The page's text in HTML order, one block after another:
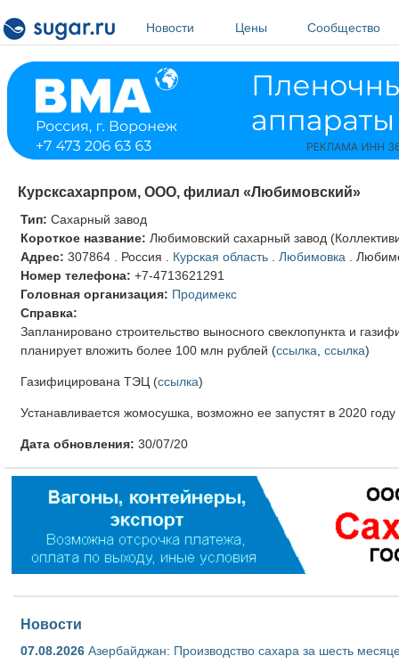
Новости
Цены Сообщество
Курсксахарпром, ООО, филиал «Любимовский»
Тип: Сахарный завод
Короткое название: Любимовский сахарный завод
Адрес: 307864 Россия Курская область Любимовка
Номер телефона: +7-4713621291
Головная организация: Продимекс
Справка:
Запланировано строительство выносного свеклопункта и
планирует вложить более 100 млн рублей (ссылка ссылка)
Газифицирована ТЭЦ (ссылка)
Устанавливается жомосушка, возможно ее запустят в 2020 году
Дата обновления: 30/07/20
Новости
07.08.2026 Азербайджан: Производство сахара за шесть